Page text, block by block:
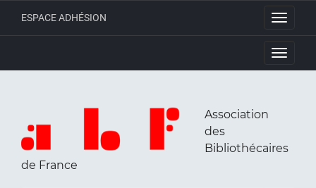
Toggle
ESPACE ADHÉSION
Toggle
Association
des
Bibliothécaires
de France